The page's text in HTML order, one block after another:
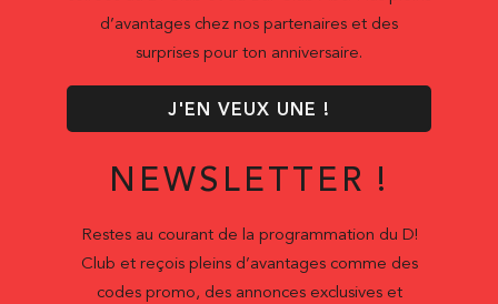
d’avantages chez nos partenaires et des
surprises pour ton anniversaire.
J'EN VEUX UNE !
NEWSLETTER !
Restes au courant de la programmation du D!
Club et reçois pleins d’avantages comme des
codes promo, des annonces exclusives et